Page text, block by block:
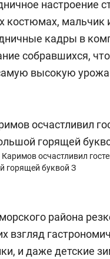
настроение
мальчик
кадры в
собравшихся,
высокую
осчастливил
горящей буквой З
района
и даже детские